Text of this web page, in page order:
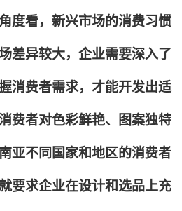
度看，新兴市场的消费习惯
差异较大，企业需要深入了
消费者需求，才能开发出适
费者对色彩鲜艳、图案独特
亚不同国家和地区的消费者
要求企业在设计和选品上充